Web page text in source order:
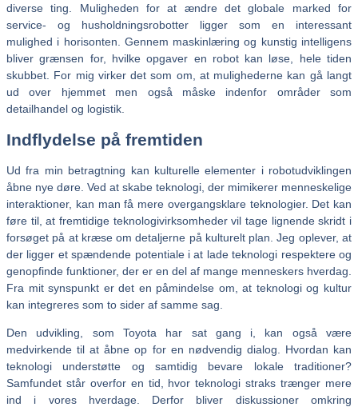
diverse ting. Muligheden for at ændre det globale marked for
service- og husholdningsrobotter ligger som en interessant
mulighed i horisonten. Gennem maskinlæring og kunstig intelligens
bliver grænsen for, hvilke opgaver en robot kan løse, hele tiden
skubbet. For mig virker det som om, at mulighederne kan gå langt
ud over hjemmet men også måske indenfor områder som
detailhandel og logistik.
Indflydelse på fremtiden
Ud fra min betragtning kan kulturelle elementer i robotudviklingen
åbne nye døre. Ved at skabe teknologi, der mimikerer menneskelige
interaktioner, kan man få mere overgangsklare teknologier. Det kan
føre til, at fremtidige teknologivirksomheder vil tage lignende skridt i
forsøget på at kræse om detaljerne på kulturelt plan. Jeg oplever, at
der ligger et spændende potentiale i at lade teknologi respektere og
genopfinde funktioner, der er en del af mange menneskers hverdag.
Fra mit synspunkt er det en påmindelse om, at teknologi og kultur
kan integreres som to sider af samme sag.
Den udvikling, som Toyota har sat gang i, kan også være
medvirkende til at åbne op for en nødvendig dialog. Hvordan kan
teknologi understøtte og samtidig bevare lokale traditioner?
Samfundet står overfor en tid, hvor teknologi straks trænger mere
ind i vores hverdage. Derfor bliver diskussioner omkring